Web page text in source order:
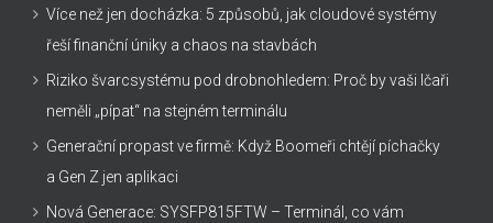
Více než jen docházka: 5 způsobů, jak cloudové systémy
řeší finanční úniky a chaos na stavbách
Riziko švarcsystému pod drobnohledem: Proč by vaši Ičaři
neměli „pípat“ na stejném terminálu
Generační propast ve firmě: Když Boomeři chtějí píchačky
a Gen Z jen aplikaci
Nová Generace: SYSFP815FTW – Terminál, co vám